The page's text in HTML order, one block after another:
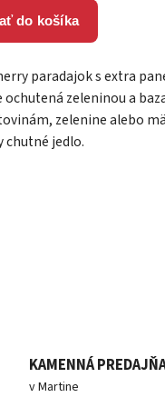
do košíka
paradajok s extra
zeleninou a
zelenine alebo
jedlo.
KAMENNÁ
v Martine